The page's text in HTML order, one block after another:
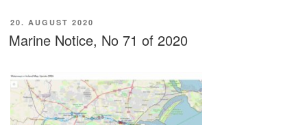
VERÖFFENTLICHT
AM
20. AUGUST 2020
Marine Notice, No 71 of 2020